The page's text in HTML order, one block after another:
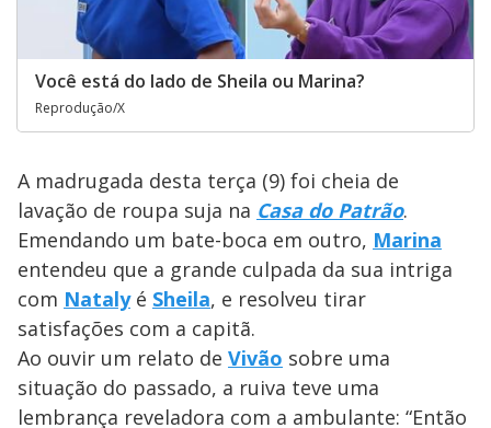
Você está do lado de Sheila ou Marina?
Reprodução/X
A madrugada desta terça (9) foi cheia de
lavação de roupa suja na Casa do Patrão.
Emendando um bate-boca em outro, Marina
entendeu que a grande culpada da sua intriga
com Natalyé Sheila, e resolveu tirar
satisfações com a capitã.
Ao ouvir um relato de Vivão sobre uma
situação do passado, a ruiva teve uma
lembrança reveladora com a ambulante: “Então